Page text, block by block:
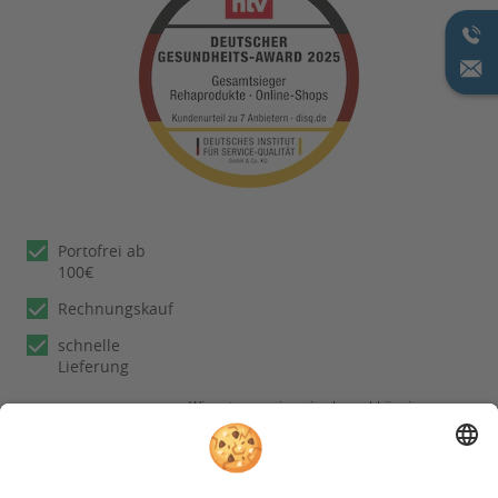
Portofrei ab
100€
Rechnungskauf
schnelle
Lieferung
Wir nutzen reviews.io als unabhängigen
Dienstleister für die Einholung von
Bewertungen. Erfahren Sie mehr unter
unserenInformationen zu
Kundenbewertungen